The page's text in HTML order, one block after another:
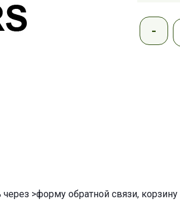
через >форму обратной связи, корзину